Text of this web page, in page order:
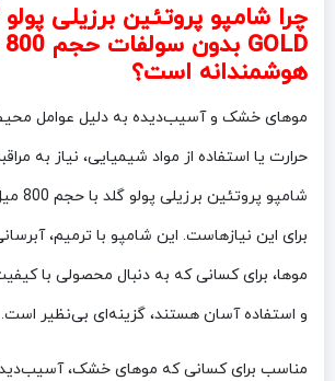
هوشمندانه است؟
موهای خشک و آسیب‌دیده به دلیل عوامل
حرارت یا استفاده از مواد شیمیایی، نیاز به
شامپو
برای این نیازهاست. این شامپو با ترمیم،
موها، برای کسانی که به دنبال محصولی با
و استفاده آسان هستند، گزینه‌ای بی‌نظیر است.
مناسب برای کسانی که موهای خشک، آسیب‌دیده